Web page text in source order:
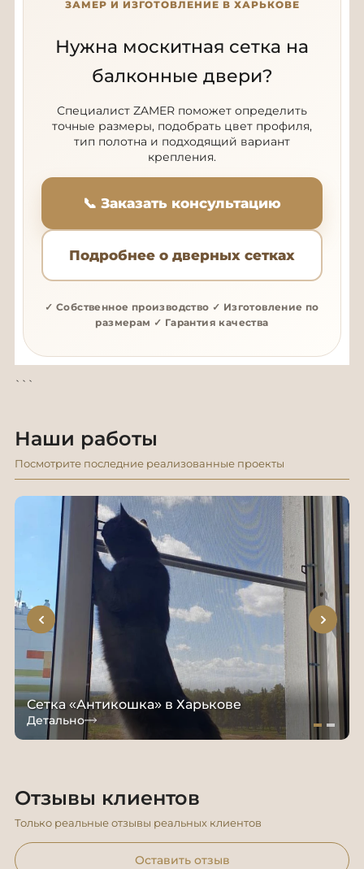
ЗАМЕР И ИЗГОТОВЛЕНИЕ В ХАРЬКОВЕ
Нужна москитная сетка на
балконные двери?
Специалист ZAMER поможет определить
точные размеры, подобрать цвет профиля,
тип полотна и подходящий вариант
крепления.
📞 Заказать консультацию
Подробнее о дверных сетках
✓ Собственное производство ✓ Изготовление по
размерам ✓ Гарантия качества
```
Наши работы
Посмотрите последние реализованные проекты
Сетка «Антикошка» в Харькове
Детально
Отзывы клиентов
Только реальные отзывы реальных клиентов
Оставить отзыв